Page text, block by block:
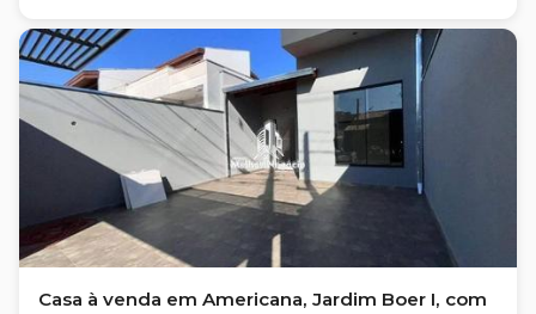
Casa à venda em Americana, Jardim Boer I, com